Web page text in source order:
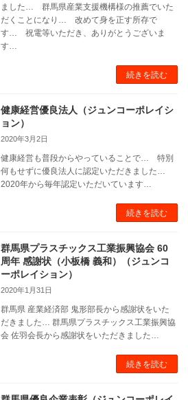
ました… 群馬県産業支援機構様の推薦でいた
だくことになり… 改めて身を正す所存で
す… 祝電等いただき、ありがとうございま
す…
続きを読む
健康経営優良法人（ジュンコーポレイシ
ョン）
2020年3月2日
健康経営も普段からやっていることで… 特別
何もせずに優良法人に認定いただきました…
2020年から毎年認定いただいています…
続きを読む
群馬県プラスチックス工業振興協会 60
周年 感謝状（小板橋 義和）（ジュンコ
ーポレイション）
2020年1月31日
群馬県 産業経済部 鬼形部長から感謝状をいた
だきました… 群馬県プラスチックス工業振興協
会 佐羽会長から感謝状をいただきました…
続きを読む